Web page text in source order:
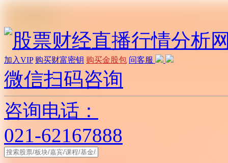
加入VIP 购买财富密钥 购买金股包 问客服
微信扫码咨询
咨询电话：
021-62167888